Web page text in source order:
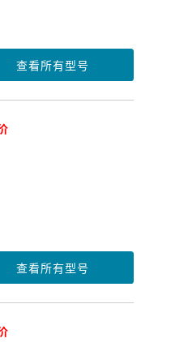
查看所有型号
查看所有型号